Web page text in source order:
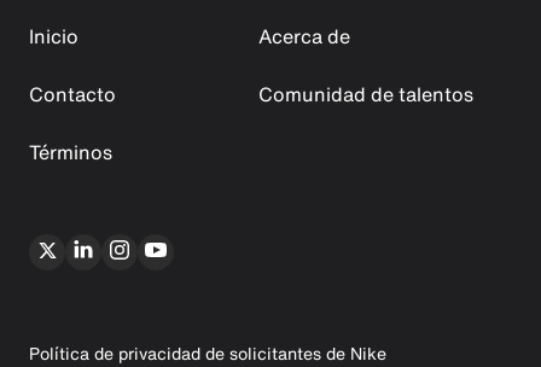
Inicio
Acerca de
Contacto
Comunidad de talentos
Términos
Política de privacidad de solicitantes de Nike